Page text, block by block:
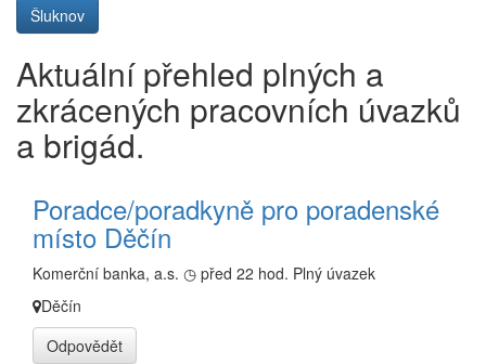
Šluknov
Aktuální přehled plných a
zkrácených pracovních úvazků
a brigád.
Poradce/poradkyně pro poradenské
místo Děčín
Komerční banka, a.s. ◷ před 22 hod. Plný úvazek
Děčín
Odpovědět